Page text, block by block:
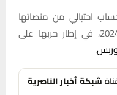
احتيالي من منصاتها
فيسبوك وإنستجرام وواتساب خلال 2024، في إطار حربها على
.
شبكة أخبار الناصرية